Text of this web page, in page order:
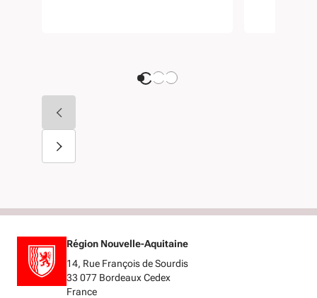
Région Nouvelle-Aquitaine
14, Rue François de Sourdis
33 077 Bordeaux Cedex
France